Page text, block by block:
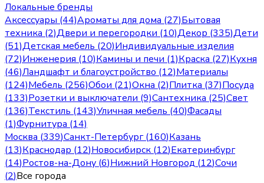
Локальные бренды
Аксессуары (44)Ароматы для дома (27)Бытовая
техника (2)Двери и перегородки (10)Декор (335)Дети
(51)Детская мебель (20)Индивидуальные изделия
(72)Инженерия (10)Камины и печи (1)Краска (27)Кухня
(46)Ландшафт и благоустройство (12)Материалы
(124)Мебель (256)Обои (21)Окна (2)Плитка (37)Посуда
(133)Розетки и выключатели (9)Сантехника (25)Свет
(136)Текстиль (143)Уличная мебель (40)Фасады
(1)Фурнитура (14)
Москва (339)Санкт-Петербург(160)Казань
(13)Краснодар (12)Новосибирск (12)Екатеринбург
(14)Ростов-на-Дону (6)Нижний Новгород (12)Сочи
(2)Все города